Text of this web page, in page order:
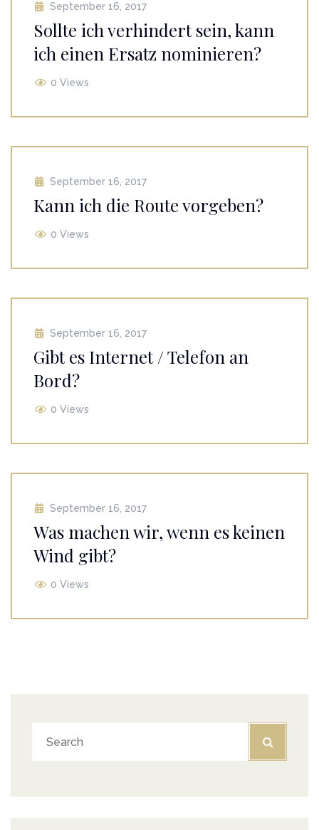
September 16, 2017
Sollte ich verhindert sein, kann
ich einen Ersatz nominieren?
0 Views
September 16, 2017
Kann ich die Route vorgeben?
0 Views
September 16, 2017
Gibt es Internet / Telefon an
Bord?
0 Views
September 16, 2017
Was machen wir, wenn es keinen
Wind gibt?
0 Views